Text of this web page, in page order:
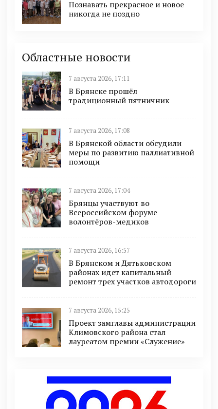
Познавать прекрасное и новое
никогда не поздно
Областные новости
7 августа 2026, 17:11
В Брянске прошёл
традиционный пятничник
7 августа 2026, 17:08
В Брянской области обсудили
меры по развитию паллиативной
помощи
7 августа 2026, 17:04
Брянцы участвуют во
Всероссийском форуме
волонтёров-медиков
7 августа 2026, 16:57
В Брянском и Дятьковском
районах идет капитальный
ремонт трех участков автодороги
7 августа 2026, 15:25
Проект замглавы администрации
Климовского района стал
лауреатом премии «Служение»